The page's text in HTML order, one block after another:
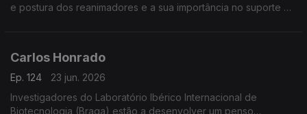
e postura dos reanimadores e a sua importância no suporte de
Carlos Honrado
Ep. 124
23 jun. 2026
Investigadores do Laboratório Ibérico Internacional de
Biotecnologia (Braga) estão a desenvolver um penso